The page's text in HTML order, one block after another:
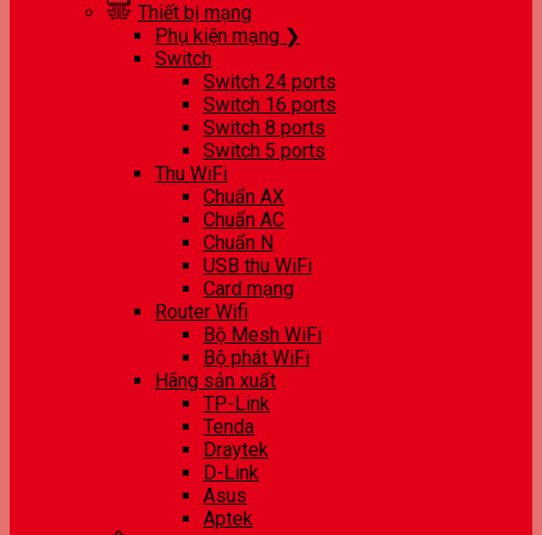
Thiết bị mạng
Phụ kiện mạng ❯
Switch
Switch 24 ports
Switch 16 ports
Switch 8 ports
Switch 5 ports
Thu WiFi
Chuẩn AX
Chuẩn AC
Chuẩn N
USB thu WiFi
Card mạng
Router Wifi
Bộ Mesh WiFi
Bộ phát WiFi
Hãng sản xuất
TP-Link
Tenda
Draytek
D-Link
Asus
Aptek